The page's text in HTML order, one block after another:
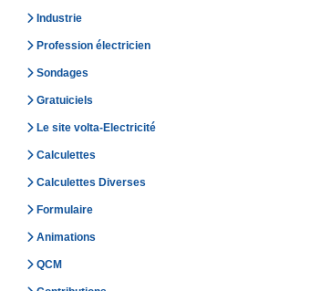
Industrie
Profession électricien
Sondages
Gratuiciels
Le site volta-Electricité
Calculettes
Calculettes Diverses
Formulaire
Animations
QCM